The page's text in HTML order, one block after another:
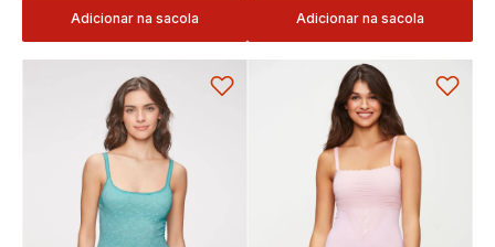
Adicionar na sacola Adicionar na sacola